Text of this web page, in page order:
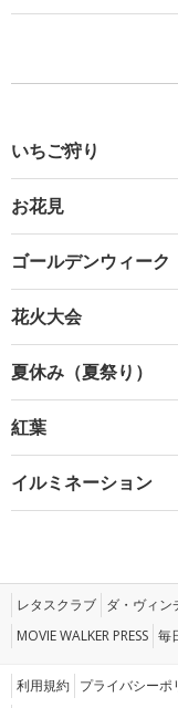
いちご狩り
お花見
ゴールデンウィーク
花火大会
夏休み（夏祭り）
紅葉
イルミネーション
レタスクラブ ダ・ヴィン
MOVIE WALKER PRESS 毎
利用規約 プライバシーポ